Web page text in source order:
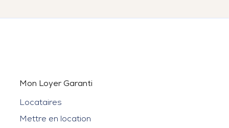
Mon Loyer Garanti
Locataires
Mettre en location